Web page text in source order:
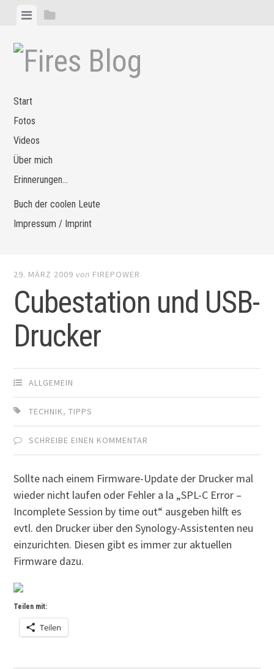
Zum
springen
MenüSeitenleiste
Start
Fotos
Videos
Über mich
Erinnerungen…
Buch der coolen Leute
Impressum / Imprint
29. MÄRZ 2009 von FIREPOWER
Cubestation und USB-
Drucker
ALLGEMEIN
TECHNIK,TIPPS
SCHREIBE EINEN KOMMENTAR
Sollte nach einem Firmware-Update der Drucker mal
wieder nicht laufen oder Fehler a la „SPL-C Error –
Incomplete Session by time out“ ausgeben hilft es
evtl. den Drucker über den Synology-Assistenten neu
einzurichten. Diesen gibt es immer zur aktuellen
Firmware dazu.
Teilen mit:
Teilen